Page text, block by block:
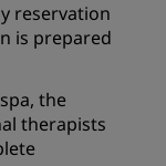
reservation
is prepared
the
therapists